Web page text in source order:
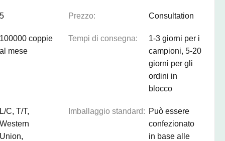
5 Prezzo: Consultation
100000 coppie
al mese
Tempi di consegna:
1-3 giorni per i
campioni, 5-20
giorni per gli
ordini in
blocco
L/C, T/T,
Western
Union,
Imballaggio standard: Può essere
confezionato
in base alle